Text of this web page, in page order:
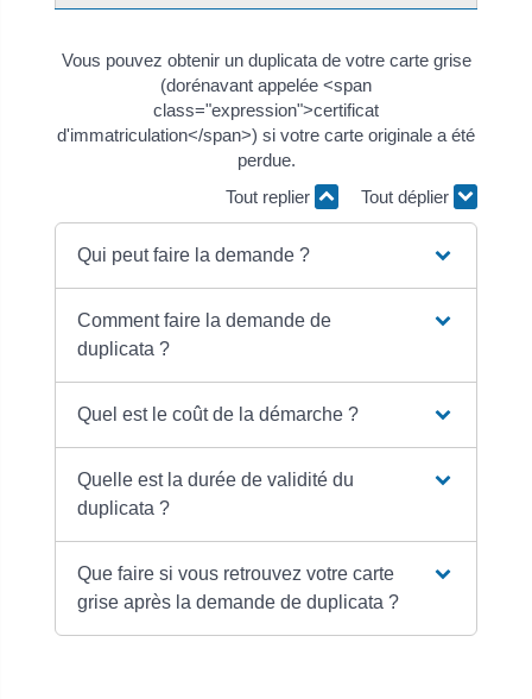
Vous pouvez obtenir un duplicata de votre carte grise
(dorénavant appelée <span
class="expression">certificat
d'immatriculation</span>) si votre carte originale a été
perdue.
Tout replier
Tout déplier
Qui peut faire la demande ?
Comment faire la demande de
duplicata ?
Quel est le coût de la démarche ?
Quelle est la durée de validité du
duplicata ?
Que faire si vous retrouvez votre carte
grise après la demande de duplicata ?